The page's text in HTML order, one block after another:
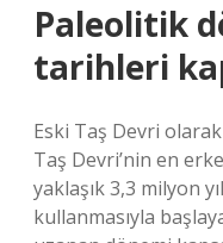
Paleolitik
tarihleri
Eski Taş Devri
Taş Devri’nin en
yaklaşık 3,3 milyon
kullanmasıyla